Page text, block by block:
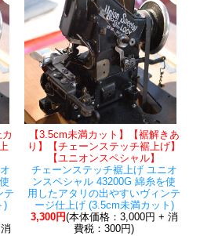
テ
)
【3.5cm未満カット】【裾解きあ
り】【チェーンステッチ裾上げ】
【ユニオンスペシャル】
チェーンステッチ裾上げ ユニオ
ンスペシャル 43200G 綿糸を使
用したアタリの出やすいヴィンテ
ージ仕上げ (3.5cm未満カット)
3,300円(本体価格：3,000円 + 消
費税：300円)